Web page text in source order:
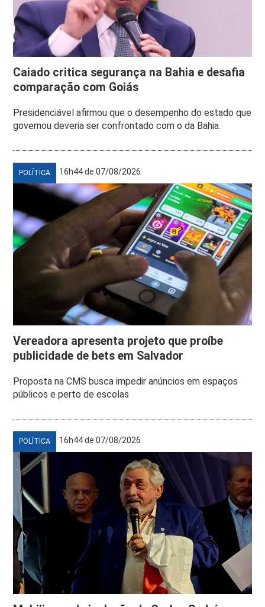
Caiado critica segurança na Bahia e desafia
comparação com Goiás
Presidenciável afirmou que o desempenho do estado que
governou deveria ser confrontado com o da Bahia.
POLÍTICA 16h44 de 07/08/2026
Vereadora apresenta projeto que proíbe
publicidade de bets em Salvador
Proposta na CMS busca impedir anúncios em espaços
públicos e perto de escolas
POLÍTICA 16h44 de 07/08/2026